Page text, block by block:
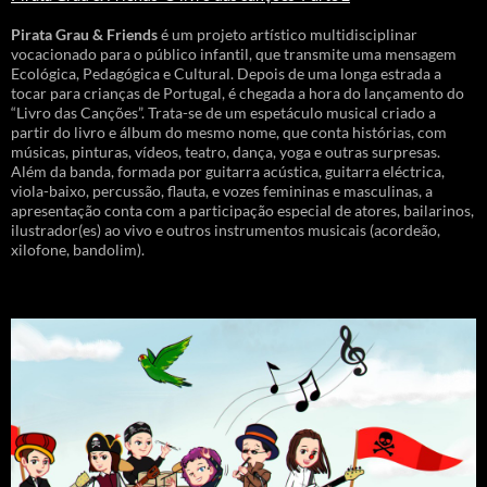
Pirata Grau & Friendsé um projeto artístico multidisciplinar
vocacionado para o público infantil, que transmite uma mensagem
Ecológica, Pedagógica e Cultural. Depois de uma longa estrada a
tocar para crianças de Portugal, é chegada a hora do lançamento do
“Livro das Canções”. Trata-se de um espetáculo musical criado a
partir do livro e álbum do mesmo nome, que conta histórias, com
músicas, pinturas, vídeos, teatro, dança, yoga e outras surpresas.
Além da banda, formada por guitarra acústica, guitarra eléctrica,
viola-baixo, percussão, flauta, e vozes femininas e masculinas, a
apresentação conta com a participação especial de atores, bailarinos,
ilustrador(es) ao vivo e outros instrumentos musicais (acordeão,
xilofone, bandolim).